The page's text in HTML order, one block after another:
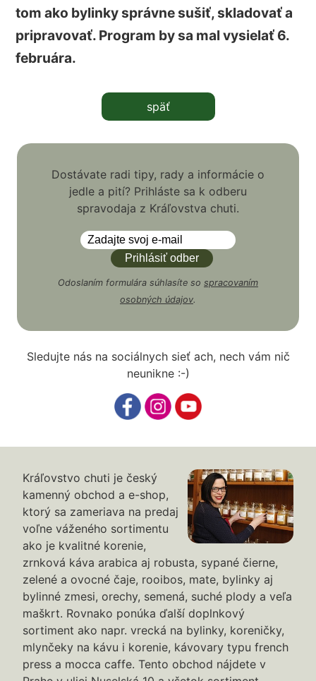
tom ako bylinky správne sušiť, skladovať a
pripravovať. Program by sa mal vysielať 6.
februára.
späť
Dostávate radi tipy, rady a informácie o
jedle a pití? Prihláste sa k odberu
spravodaja z Kráľovstva chuti.
Odoslaním formulára súhlasíte so spracovaním
osobných údajov.
Sledujte nás na sociálnych sieť ach, nech vám nič
neunikne :-)
Kráľovstvo chuti je český
kamenný obchod a e-shop,
ktorý sa zameriava na predaj
voľne váženého sortimentu
ako je kvalitné korenie,
zrnková káva arabica aj robusta, sypané čierne,
zelené a ovocné čaje, rooibos, mate, bylinky aj
bylinné zmesi, orechy, semená, suché plody a veľa
maškrt. Rovnako ponúka ďalší doplnkový
sortiment ako napr. vrecká na bylinky, koreničky,
mlynčeky na kávu i korenie, kávovary typu french
press a mocca caffe. Tento obchod nájdete v